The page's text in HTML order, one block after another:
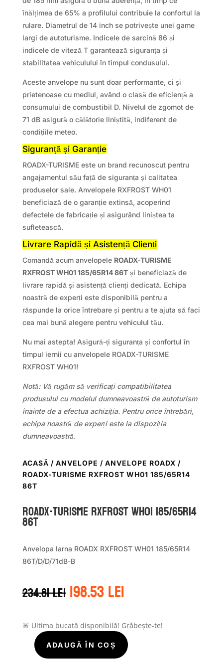
înălțimea de 65% a profilului contribuie la confortul la
rulare. Diametrul de 14 inch se potrivește unei game
largi de autoturisme. Indicele de sarcină 86 și
indicele de viteză T garantează siguranța și
stabilitatea vehiculului în timpul condusului.
Aceste anvelope nu sunt doar performante, ci și
prietenoase cu mediul, având o clasă de eficiență a
consumului de combustibil D. Nivelul de zgomot de
71 dB asigură o călătorie liniștită, indiferent de
condițiile meteo.
Siguranță și Garanție
ROADX-TURISME este un brand recunoscut pentru
angajamentul său față de siguranța și calitatea
produselor sale. Anvelopele RXFROST WH01
beneficiază de o garanție extinsă, acoperind
defectele de fabricație și asigurând liniștea ta
sufletească.
Livrare Rapidă și Asistență Clienți
Comandă acum anvelopele ROADX-TURISME
RXFROST WH01 185/65R14 86Tși beneficiază de
livrare rapidă și asistență clienți dedicată. Echipa
noastră de experți este disponibilă pentru a
răspunde la orice întrebare și pentru a te ajuta să faci
cea mai bună alegere pentru vehiculul tău.
Nu mai astepta! Asigură-ți siguranța și confortul în
timpul iernii cu anvelopele ROADX-TURISME
RXFROST WH01!
Notă: Vă rugăm să verificați compatibilitatea
produsului cu modelul dumneavoastră de autoturism
înainte de a efectua achiziția. Pentru orice întrebări,
echipa noastră de experți este la dispoziția
dumneavoastră.
ACASĂ / ANVELOPE / ANVELOPE ROADX /
ROADX-TURISME RXFROST WH01 185/65R14
86T
ROADX-TURISME RXFROST WH01 185/65R14
86T
Anvelopa Iarna ROADX RXFROST WH01 185/65R14
86T/D/D/71dB-B
234.81lei Prețul
inițial
fost:
234.81 lei.
198.53leiPrețul
curent
198.53 lei.
🚨 Ultima bucată disponibilă! Grăbește-te!
CantitateADAUGĂ ÎN COȘ